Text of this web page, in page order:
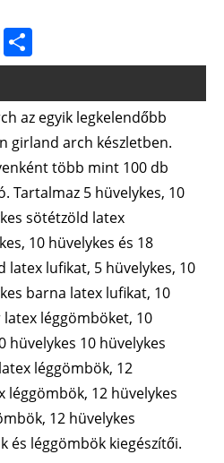
LinkedIn
az egyik legkelendőbb
girland arch készletben.
több mint 100 db
Tartalmaz 5 hüvelykes, 10
sötétzöld latex
10 hüvelykes és 18
latex lufikat, 5 hüvelykes, 10
barna latex lufikat, 10
léggömböket, 10
hüvelykes 10 hüvelykes
léggömbök, 12
léggömbök, 12 hüvelykes
12 hüvelykes
és léggömbök kiegészítői.